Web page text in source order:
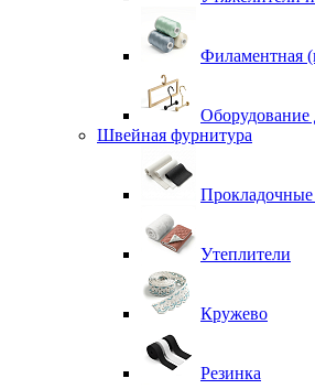
Филаментная
Оборудование
Швейная фурнитура
Прокладочные
Утеплители
Кружево
Резинка